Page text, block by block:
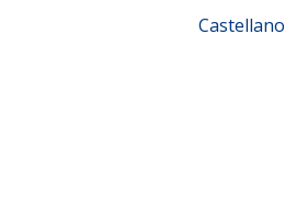
Castellano